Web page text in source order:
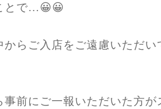
とで…😀😀
らご入店をご遠慮いただい
前にご一報いただいた方が